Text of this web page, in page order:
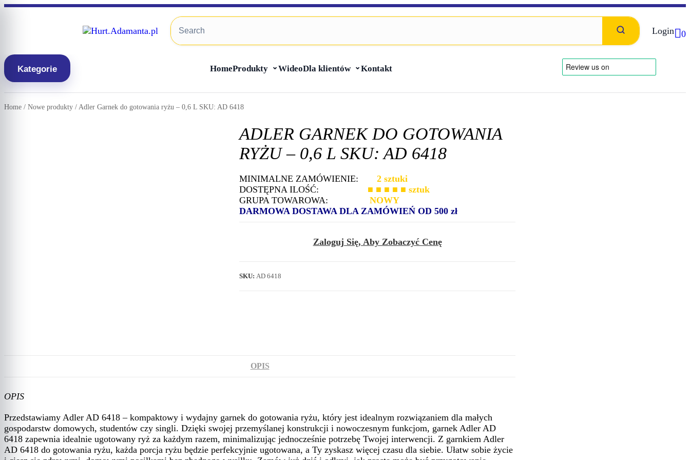
Skip
Login 0
Kategorie HomeProdukty WideoDla klientów Kontakt
Home / Nowe produkty / Adler Garnek do gotowania ryżu – 0,6 L SKU: AD 6418
ADLER GARNEK DO GOTOWANIA
RYŻU – 0,6 L SKU: AD 6418
MINIMALNE ZAMÓWIENIE:2 sztuki
DOSTĘPNA ILOŚĆ: ■ ■ ■ ■ ■ sztuk
GRUPA TOWAROWA:NOWY
DARMOWA DOSTAWA DLA ZAMÓWIEŃ OD 500 zł
Zaloguj Się, Aby Zobaczyć Cenę
SKU:AD 6418
OPIS
OPIS
Przedstawiamy Adler AD 6418 – kompaktowy i wydajny garnek do gotowania ryżu, który jest idealnym rozwiązaniem dla małych
gospodarstw domowych, studentów czy singli. Dzięki swojej przemyślanej konstrukcji i nowoczesnym funkcjom, garnek Adler AD
6418 zapewnia idealnie ugotowany ryż za każdym razem, minimalizując jednocześnie potrzebę Twojej interwencji. Z garnkiem Adler
AD 6418 do gotowania ryżu, każda porcja ryżu będzie perfekcyjnie ugotowana, a Ty zyskasz więcej czasu dla siebie. Ułatw sobie życie